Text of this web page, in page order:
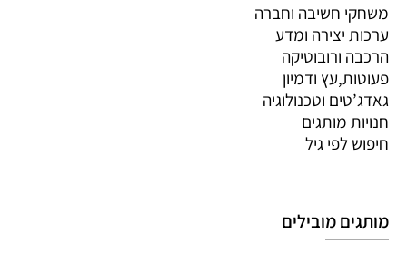
משחקי חשיבה וחברה
ערכות יצירה ומדע
הרכבה ורובוטיקה
פעוטות,עץ ודמיון
גאדג’טים וטכנולוגיה
חנויות מותגים
חיפוש לפי גיל
מותגים מובילים